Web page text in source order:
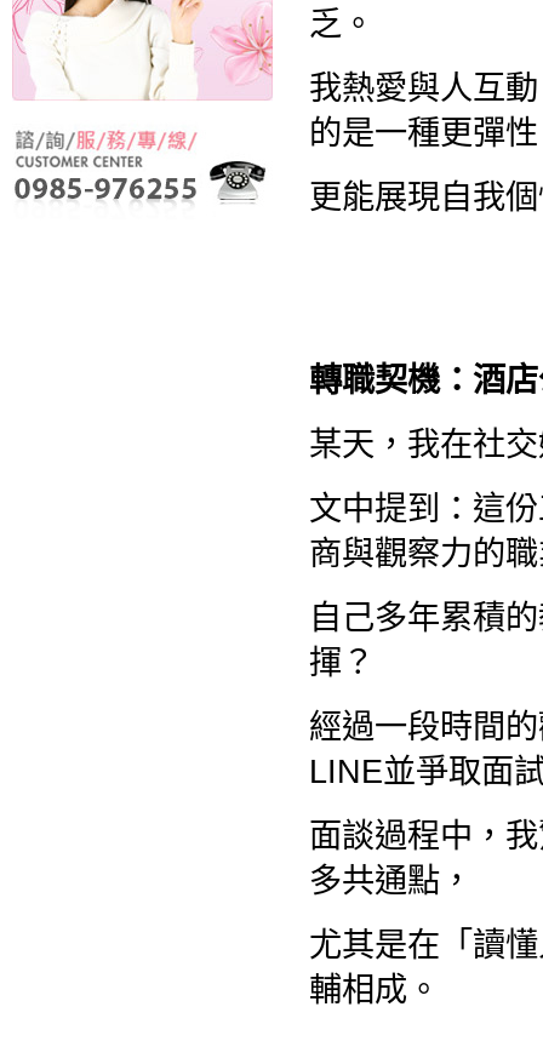
乏。
我熱愛與人互
的是一種更彈
更能展現自我
轉職契機：酒
某天，我在社
文中提到：這
商與觀察力的
自己多年累積
揮？
經過一段時間
LINE並爭取面
面談過程中，
多共通點，
尤其是在「讀
輔相成。